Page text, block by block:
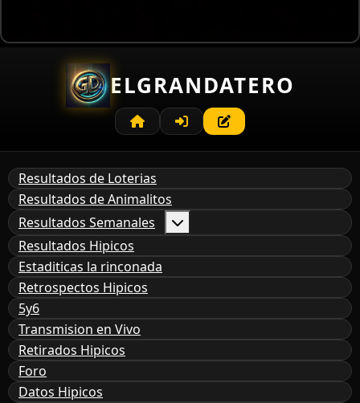
ELGRANDATERO
Resultados de Loterias
Resultados de Animalitos
Resultados Semanales
Resultados Hipicos
Estaditicas la rinconada
Retrospectos Hipicos
5y6
Transmision en Vivo
Retirados Hipicos
Foro
Datos Hipicos